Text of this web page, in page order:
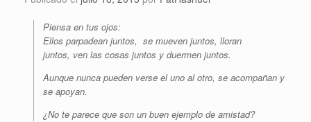
Piensa en tus ojos:
Ellos parpadean juntos, se mueven juntos, lloran
juntos, ven las cosas juntos y duermen juntos.
Aunque nunca pueden verse el uno al otro, se acompañan y
se apoyan.
¿No te parece que son un buen ejemplo de amistad?